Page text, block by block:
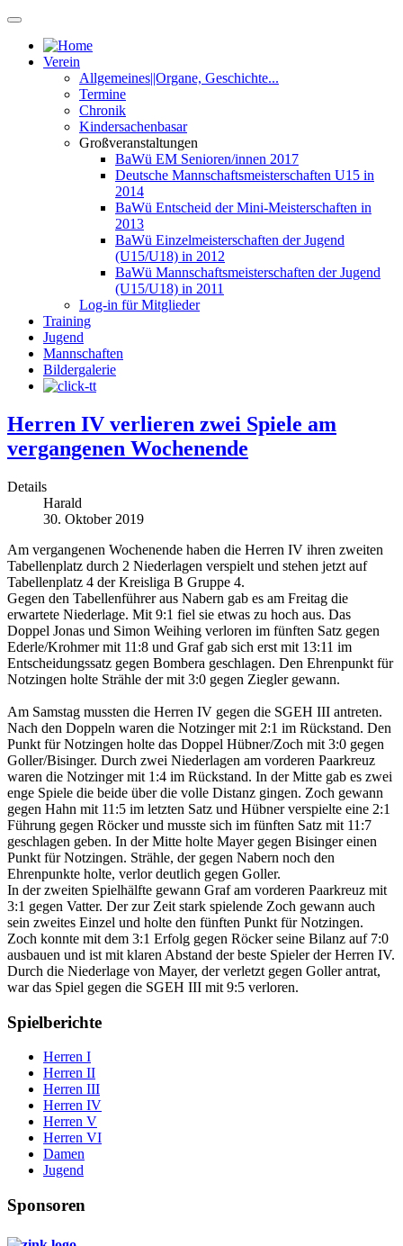
Verein
Allgemeines||Organe, Geschichte...
Termine
Chronik
Kindersachenbasar
Großveranstaltungen
BaWü EM Senioren/innen 2017
Deutsche Mannschaftsmeisterschaften U15 in
2014
BaWü Entscheid der Mini-Meisterschaften in
2013
BaWü Einzelmeisterschaften der Jugend
(U15/U18) in 2012
BaWü Mannschaftsmeisterschaften der Jugend
(U15/U18) in 2011
Log-in für Mitglieder
Training
Jugend
Mannschaften
Bildergalerie
Herren IV verlieren zwei Spiele am
vergangenen Wochenende
Details
Harald
30. Oktober 2019
Am vergangenen Wochenende haben die Herren IV ihren zweiten
Tabellenplatz durch 2 Niederlagen verspielt und stehen jetzt auf
Tabellenplatz 4 der Kreisliga B Gruppe 4.
Gegen den Tabellenführer aus Nabern gab es am Freitag die
erwartete Niederlage. Mit 9:1 fiel sie etwas zu hoch aus. Das
Doppel Jonas und Simon Weihing verloren im fünften Satz gegen
Ederle/Krohmer mit 11:8 und Graf gab sich erst mit 13:11 im
Entscheidungssatz gegen Bombera geschlagen. Den Ehrenpunkt für
Notzingen holte Strähle der mit 3:0 gegen Ziegler gewann.
Am Samstag mussten die Herren IV gegen die SGEH III antreten.
Nach den Doppeln waren die Notzinger mit 2:1 im Rückstand. Den
Punkt für Notzingen holte das Doppel Hübner/Zoch mit 3:0 gegen
Goller/Bisinger. Durch zwei Niederlagen am vorderen Paarkreuz
waren die Notzinger mit 1:4 im Rückstand. In der Mitte gab es zwei
enge Spiele die beide über die volle Distanz gingen. Zoch gewann
gegen Hahn mit 11:5 im letzten Satz und Hübner verspielte eine 2:1
Führung gegen Röcker und musste sich im fünften Satz mit 11:7
geschlagen geben. In der Mitte holte Mayer gegen Bisinger einen
Punkt für Notzingen. Strähle, der gegen Nabern noch den
Ehrenpunkte holte, verlor deutlich gegen Goller.
In der zweiten Spielhälfte gewann Graf am vorderen Paarkreuz mit
3:1 gegen Vatter. Der zur Zeit stark spielende Zoch gewann auch
sein zweites Einzel und holte den fünften Punkt für Notzingen.
Zoch konnte mit dem 3:1 Erfolg gegen Röcker seine Bilanz auf 7:0
ausbauen und ist mit klaren Abstand der beste Spieler der Herren IV.
Durch die Niederlage von Mayer, der verletzt gegen Goller antrat,
war das Spiel gegen die SGEH III mit 9:5 verloren.
Spielberichte
Herren I
Herren II
Herren III
Herren IV
Herren V
Herren VI
Damen
Jugend
Sponsoren